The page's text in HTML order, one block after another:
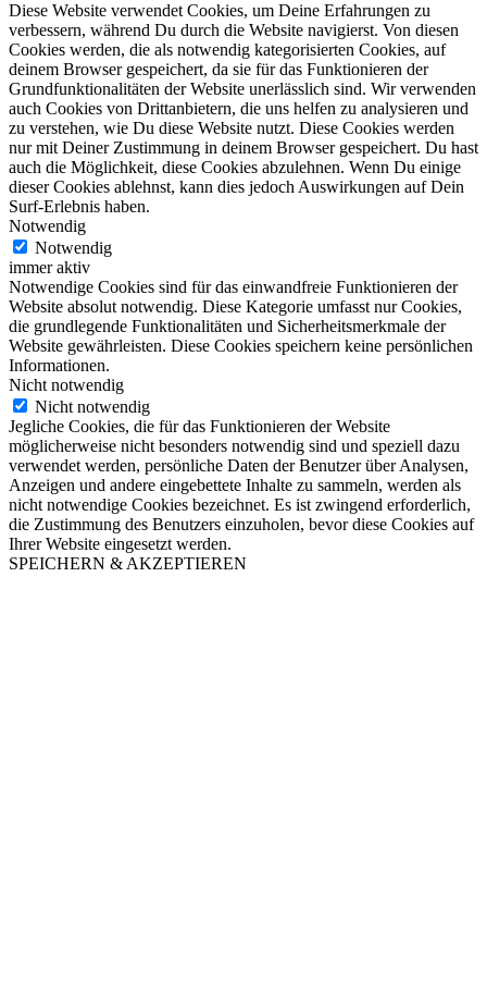
Diese Website verwendet Cookies, um Deine Erfahrungen zu
verbessern, während Du durch die Website navigierst. Von diesen
Cookies werden, die als notwendig kategorisierten Cookies, auf
deinem Browser gespeichert, da sie für das Funktionieren der
Grundfunktionalitäten der Website unerlässlich sind. Wir verwenden
auch Cookies von Drittanbietern, die uns helfen zu analysieren und
zu verstehen, wie Du diese Website nutzt. Diese Cookies werden
nur mit Deiner Zustimmung in deinem Browser gespeichert. Du hast
auch die Möglichkeit, diese Cookies abzulehnen. Wenn Du einige
dieser Cookies ablehnst, kann dies jedoch Auswirkungen auf Dein
Surf-Erlebnis haben.
Notwendig
Notwendig
immer aktiv
Notwendige Cookies sind für das einwandfreie Funktionieren der
Website absolut notwendig. Diese Kategorie umfasst nur Cookies,
die grundlegende Funktionalitäten und Sicherheitsmerkmale der
Website gewährleisten. Diese Cookies speichern keine persönlichen
Informationen.
Nicht notwendig
Nicht notwendig
Jegliche Cookies, die für das Funktionieren der Website
möglicherweise nicht besonders notwendig sind und speziell dazu
verwendet werden, persönliche Daten der Benutzer über Analysen,
Anzeigen und andere eingebettete Inhalte zu sammeln, werden als
nicht notwendige Cookies bezeichnet. Es ist zwingend erforderlich,
die Zustimmung des Benutzers einzuholen, bevor diese Cookies auf
Ihrer Website eingesetzt werden.
SPEICHERN & AKZEPTIEREN